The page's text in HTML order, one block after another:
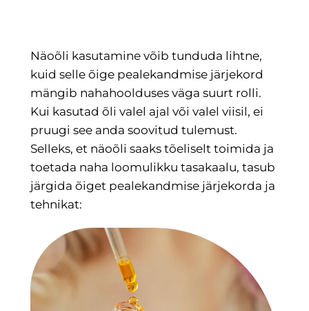
Näoõli kasutamine võib tunduda lihtne,
kuid selle õige pealekandmise järjekord
mängib nahahoolduses väga suurt rolli.
Kui kasutad õli valel ajal või valel viisil, ei
pruugi see anda soovitud tulemust.
Selleks, et näoõli saaks tõeliselt toimida ja
toetada naha loomulikku tasakaalu, tasub
järgida õiget pealekandmise järjekorda ja
tehnikat: